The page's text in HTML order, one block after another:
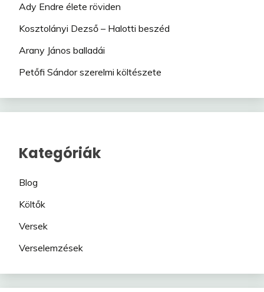
Ady Endre élete röviden
Kosztolányi Dezső – Halotti beszéd
Arany János balladái
Petőfi Sándor szerelmi költészete
Kategóriák
Blog
Költők
Versek
Verselemzések